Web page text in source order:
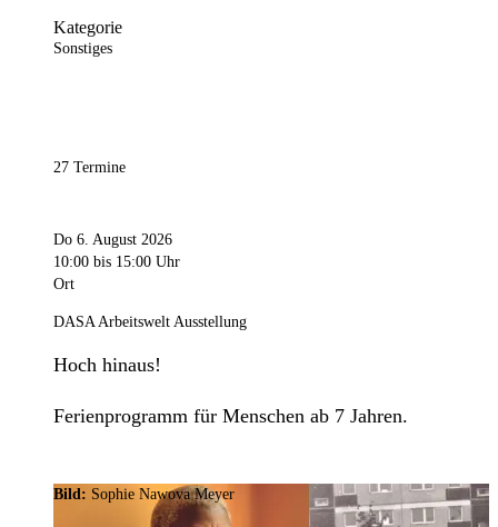
Kategorie
Sonstiges
27 Termine
Do 6. August 2026
10:00 bis 15:00 Uhr
Ort
DASA Arbeitswelt Ausstellung
Hoch hinaus!
Ferienprogramm für Menschen ab 7 Jahren.
Bild: Sophie Nawova Meyer